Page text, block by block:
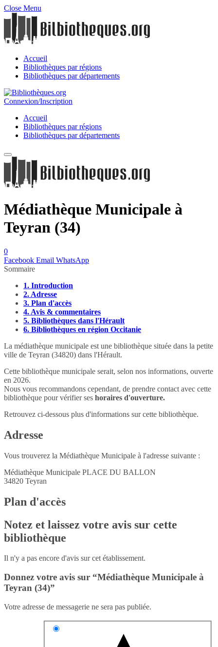
Close Menu
Accueil
Bibliothèques par régions
Bibliothèques par départements
Connexion/Inscription
Accueil
Bibliothèques par régions
Bibliothèques par départements
Médiathèque Municipale à
Teyran (34)
0
Facebook Email WhatsApp
Sommaire
1. Introduction
2. Adresse
3. Plan d'accès
4. Avis & commentaires
5. Bibliothèques dans l'Hérault
6. Bibliothèques en région Occitanie
La médiathèque municipale est une bibliothèque située dans la petite
ville de Teyran (34820) dans l'Hérault.
Cette bibliothèque municipale serait, selon nos informations, ouverte
en 2026.
Nous vous recommandons cependant, de prendre contact avec cette
bibliothèque pour vérifier ses horaires d'ouverture.
Retrouvez ci-dessous plus d'informations sur cette bibliothèque.
Adresse
Vous trouverez la Médiathèque Municipale à l'adresse suivante :
Médiathèque Municipale PLACE DU BALLON
34820 Teyran
Plan d'accès
Notez et laissez votre avis sur cette
bibliothèque
Il n'y a pas encore d'avis sur cet établissement.
Donnez votre avis sur “Médiathèque Municipale à
Teyran (34)”
Votre adresse de messagerie ne sera pas publiée.